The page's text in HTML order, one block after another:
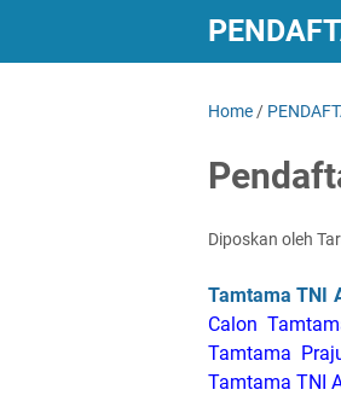
Home /
Diposkan oleh
Tamtama TNI
Calon
Tamtama
Tamtama TNI